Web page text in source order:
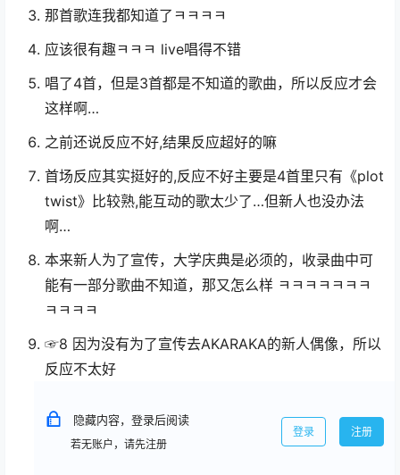
那首歌连我都知道了ㅋㅋㅋㅋ
应该很有趣ㅋㅋㅋ live唱得不错
唱了4首，但是3首都是不知道的歌曲，所以反应才会
这样啊…
之前还说反应不好,结果反应超好的嘛
首场反应其实挺好的,反应不好主要是4首里只有《plot
twist》比较熟,能互动的歌太少了…但新人也没办法
啊…
本来新人为了宣传，大学庆典是必须的，收录曲中可
能有一部分歌曲不知道，那又怎么样 ㅋㅋㅋㅋㅋㅋㅋ
ㅋㅋㅋㅋ
☞8 因为没有为了宣传去AKARAKA的新人偶像，所以
反应不太好
隐藏内容，登录后阅读
若无账户，请先注册
登录 注册